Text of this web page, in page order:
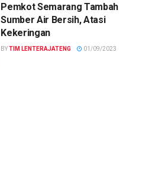
Pemkot Semarang Tambah
Sumber Air Bersih, Atasi
Kekeringan
BYTIM LENTERAJATENG 01/09/2023